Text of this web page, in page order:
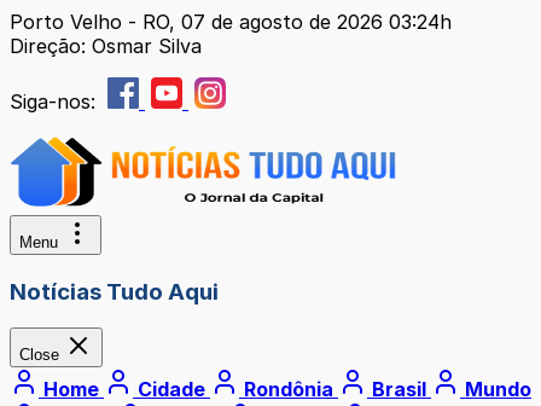
Porto Velho - RO, 07 de agosto de 2026 03:24h
Direção: Osmar Silva
Siga-nos:
Menu
Notícias Tudo Aqui
Close
Home Cidade Rondônia Brasil
Mundo